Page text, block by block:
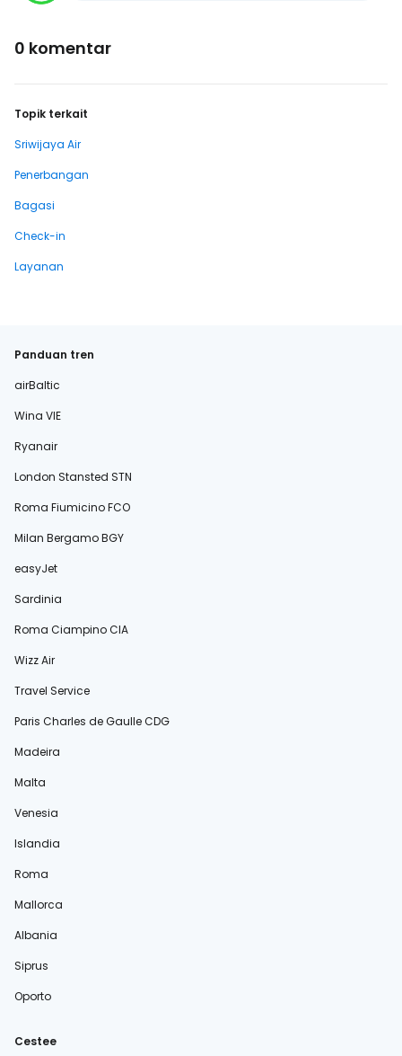
0 komentar
Topik terkait
Sriwijaya Air
Penerbangan
Bagasi
Check-in
Layanan
Panduan tren
airBaltic
Wina VIE
Ryanair
London Stansted STN
Roma Fiumicino FCO
Milan Bergamo BGY
easyJet
Sardinia
Roma Ciampino CIA
Wizz Air
Travel Service
Paris Charles de Gaulle CDG
Madeira
Malta
Venesia
Islandia
Roma
Mallorca
Albania
Siprus
Oporto
Cestee